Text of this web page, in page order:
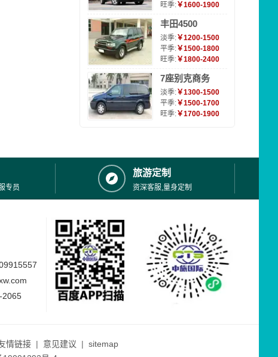
旺季:￥1600-1900
丰田4500
淡季:￥1200-1500
平季:￥1500-1800
旺季:￥1800-2400
7座别克商务
淡季:￥1300-1500
平季:￥1500-1700
旺季:￥1700-1900
专员
旅游定制
资深客服,量身定制
2065
情链接 | 意见建议 | sitemap